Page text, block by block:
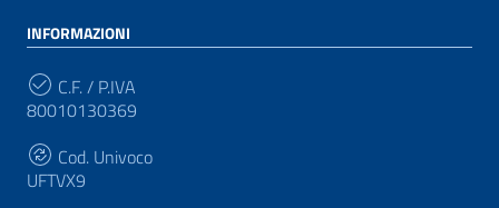
INFORMAZIONI
C.F. / P.IVA
80010130369
Cod. Univoco
UFTVX9